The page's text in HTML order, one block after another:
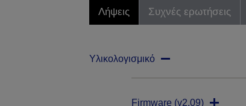
Λήψεις Συχνές ερωτήσεις
Υλικολογισμικό
Firmware (v2.09)